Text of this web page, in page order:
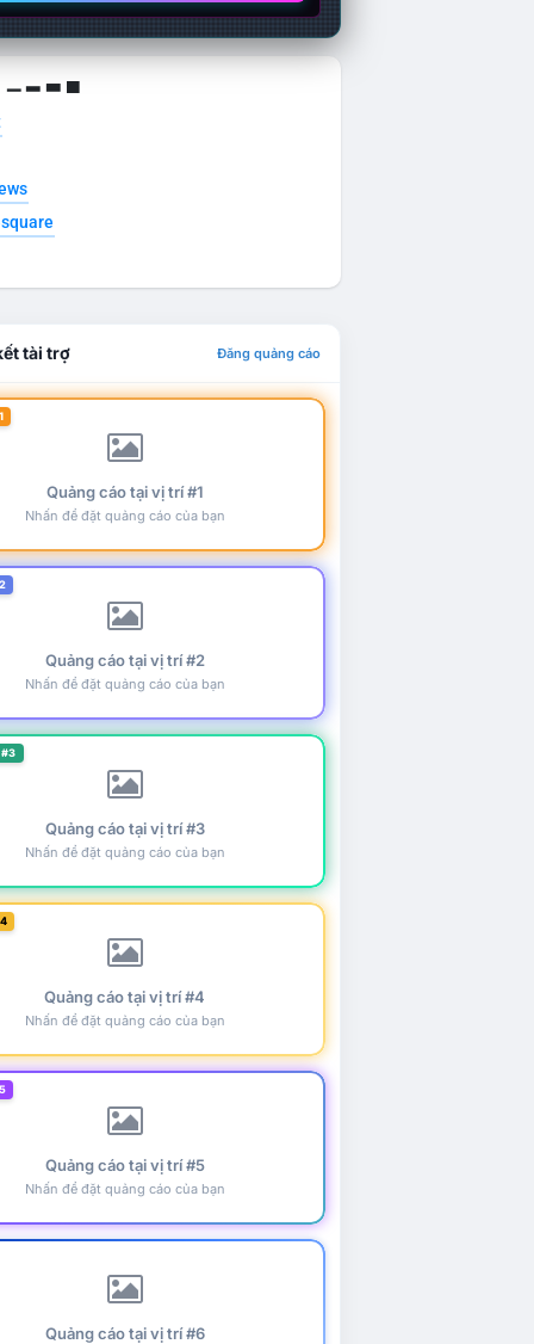
▁ ▂ ▃ ▄
tài trợ Đăng quảng cáo
Quảng cáo tại vị trí #1
Nhấn để đặt quảng cáo của bạn
Quảng cáo tại vị trí #2
Nhấn để đặt quảng cáo của bạn
Quảng cáo tại vị trí #3
Nhấn để đặt quảng cáo của bạn
Quảng cáo tại vị trí #4
Nhấn để đặt quảng cáo của bạn
Quảng cáo tại vị trí #5
Nhấn để đặt quảng cáo của bạn
Quảng cáo tại vị trí #6